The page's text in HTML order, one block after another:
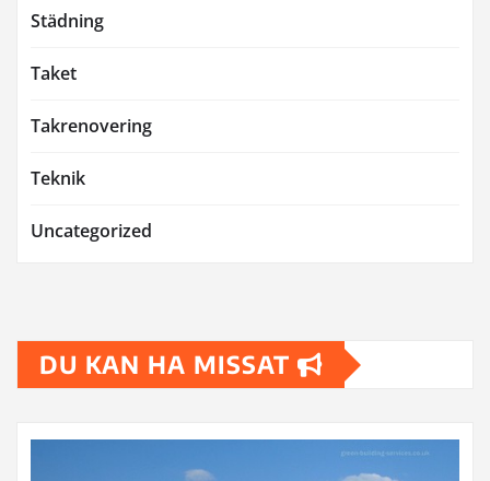
Städning
Taket
Takrenovering
Teknik
Uncategorized
DU KAN HA MISSAT